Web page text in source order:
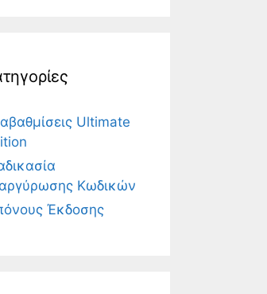
Ultimate
Κωδικών
Έκδοσης